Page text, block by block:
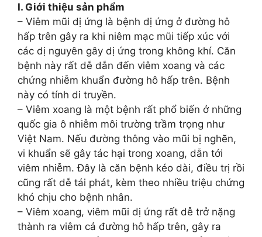
I. Giới thiệu sản phẩm
– Viêm mũi dị ứng là bệnh dị ứng ở đường hô
hấp trên gây ra khi niêm mạc mũi tiếp xúc với
các dị nguyên gây dị ứng trong không khí. Căn
bệnh này rất dễ dẫn đến viêm xoang và các
chứng nhiễm khuẩn đường hô hấp trên. Bệnh
này có tính di truyền.
– Viêm xoang là một bệnh rất phổ biến ở những
quốc gia ô nhiễm môi trường trầm trọng như
Việt Nam. Nếu đường thông vào mũi bị nghẽn,
vi khuẩn sẽ gây tác hại trong xoang, dẫn tới
viêm nhiễm. Đây là căn bệnh kéo dài, điều trị rồi
cũng rất dễ tái phát, kèm theo nhiều triệu chứng
khó chịu cho bệnh nhân.
– Viêm xoang, viêm mũi dị ứng rất dễ trở nặng
thành ra viêm cả đường hô hấp trên, gây ra